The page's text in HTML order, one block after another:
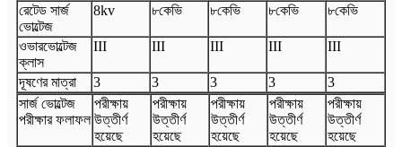
রেটেড সার্জ
ভোল্টেজ
8kv ৮কেভি ৮কেভি ৮কেভি ৮কেভি
ওভারভোল্টেজ
ক্লাস
III III III III III
দূষণের মাত্রা 3 3 3 3
3
সার্জ ভোল্টেজ
পরীক্ষার ফলাফল
পরীক্ষায়
উত্তীর্ণ
হয়েছে
পরীক্ষায়
উত্তীর্ণ
হয়েছে
পরীক্ষায়
উত্তীর্ণ
হয়েছে
পরীক্ষায়
উত্তীর্ণ
হয়েছে
পরীক্ষায়
উত্তীর্ণ
হয়েছে